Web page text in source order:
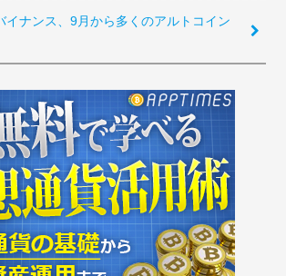
イナンス、9月から多くのアルトコイン